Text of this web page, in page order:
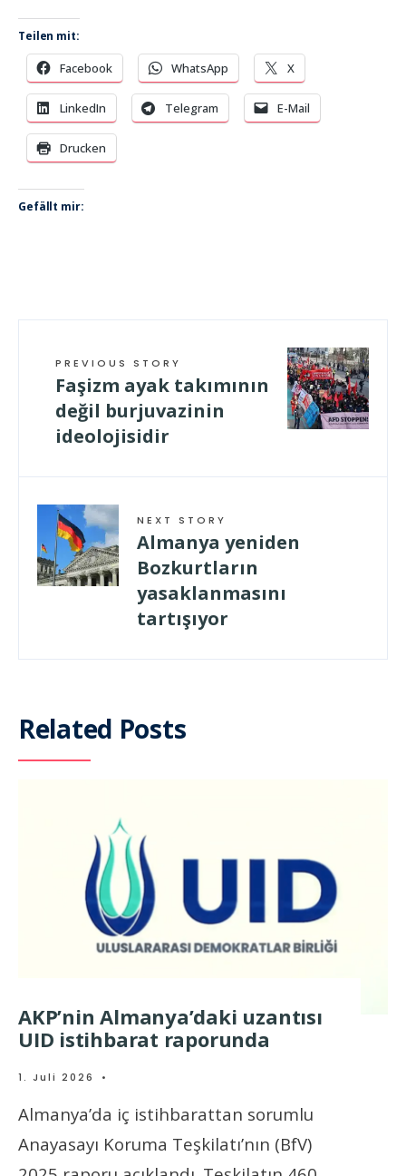
Teilen mit:
Facebook WhatsApp X
LinkedIn Telegram E-Mail
Drucken
Gefällt mir:
PREVIOUS STORY
Faşizm ayak takımının
değil burjuvazinin
ideolojisidir
NEXT STORY
Almanya yeniden
Bozkurtların
yasaklanmasını
tartışıyor
Related Posts
AKP’nin Almanya’daki uzantısı
UID istihbarat raporunda
1. Juli 2026 •
Almanya’da iç istihbarattan sorumlu
Anayasayı Koruma Teşkilatı’nın (BfV)